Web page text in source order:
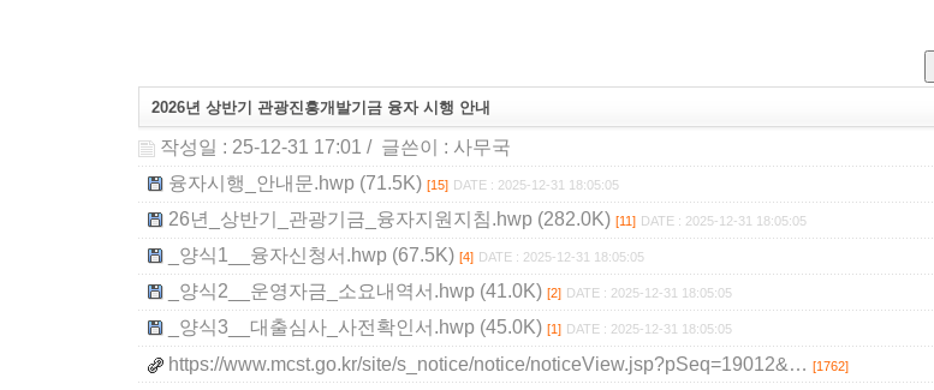
2026년 상반기 관광진흥개발기금 융자 시행 안내
작성일 : 25-12-31 17:01 / 글쓴이 : 사무국
융자시행_안내문.hwp (71.5K) [15] DATE : 2025-12-31 18:05:05
26년_상반기_관광기금_융자지원지침.hwp (282.0K) [11] DATE : 2025-12-31 18:05:05
_양식1__융자신청서.hwp (67.5K) [4] DATE : 2025-12-31 18:05:05
_양식2__운영자금_소요내역서.hwp (41.0K) [2] DATE : 2025-12-31 18:05:05
_양식3__대출심사_사전확인서.hwp (45.0K) [1] DATE : 2025-12-31 18:05:05
https://www.mcst.go.kr/site/s_notice/notice/noticeView.jsp?pSeq=19012&… [1762]